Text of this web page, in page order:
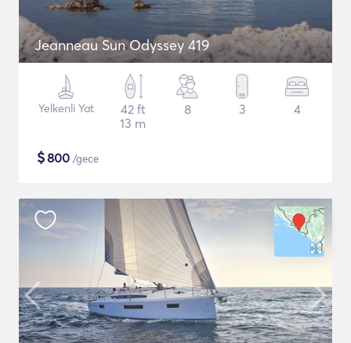
Jeanneau Sun Odyssey 419
Yelkenli Yat
42 ft
13 m
8 3 4
$800 /gece